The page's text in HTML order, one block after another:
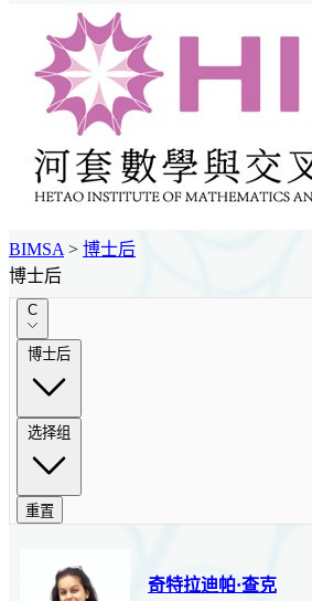
BIMSA > 博士后
博士后
C
博士后
选择组
重置
奇特拉迪帕·查克